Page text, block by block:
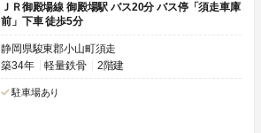
ＪＲ御殿場線 御殿場駅 バス20分 バス停「須走車庫
前」下車 徒歩5分
静岡県駿東郡小山町須走
築34年
軽量鉄骨 2階建
駐車場あり